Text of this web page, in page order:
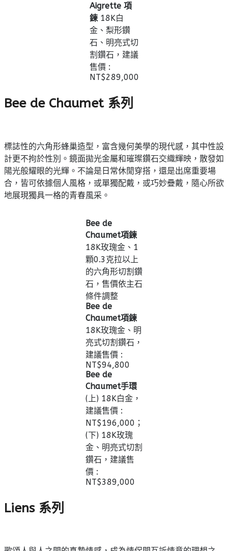
Aigrette 項
鍊18K白
金、梨形鑽
石、明亮式切
割鑽石，建議
售價 :
NT$‌289,000
Bee de Chaumet 系列
標誌性的六角形蜂巢造型，富含幾何美學的現代感，其中性設
計更不拘於性別。鏡面拋光金屬和璀璨鑽石交織輝映，散發如
陽光般耀眼的光輝。不論是日常休閒穿搭，還是出席重要場
合，皆可依據個人風格，或單獨配戴，或巧妙疊戴，隨心所欲
地展現獨具一格的青春風采。
Bee de
Chaumet項鍊
18K玫瑰金、1
顆0.3克拉以上
的六角形切割鑽
石，售價依主石
條件調整
Bee de
Chaumet項鍊
18K玫瑰金、明
亮式切割鑽石，
建議售價 :
NT$‌94,800
Bee de
Chaumet手環
(上) 18K白金，
建議售價 :
NT$‌196,000；
(下) 18K玫瑰
金、明亮式切割
鑽石，建議售
價 :
NT$3‌89,000
Liens 系列